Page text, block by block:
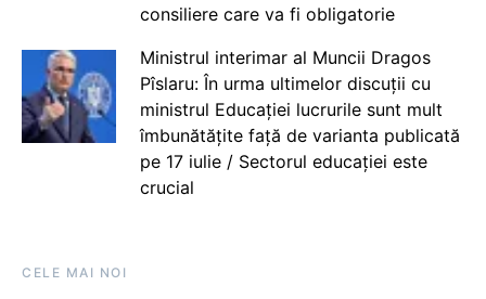
consiliere care va fi obligatorie
Ministrul interimar al Muncii Dragos
Pîslaru: În urma ultimelor discuții cu
ministrul Educației lucrurile sunt mult
îmbunătățite față de varianta publicată
pe 17 iulie / Sectorul educației este
crucial
CELE MAI NOI